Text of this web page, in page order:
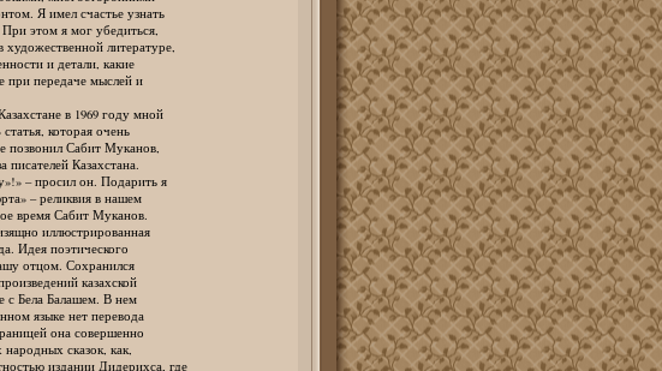
Я имел счастье узнать
этом я мог убедиться,
литературе,
и детали, какие
передаче мыслей и
в 1969 году мной
которая очень
Сабит Муканов,
Казахстана.
– просил он. Подарить я
– реликвия в нашем
Сабит Муканов.
иллюстрированная
Идея поэтического
отцом. Сохранился
казахской
Бела Балашем. В нем
языке нет перевода
она совершенно
сказок, как,
издании Дидерихса, где